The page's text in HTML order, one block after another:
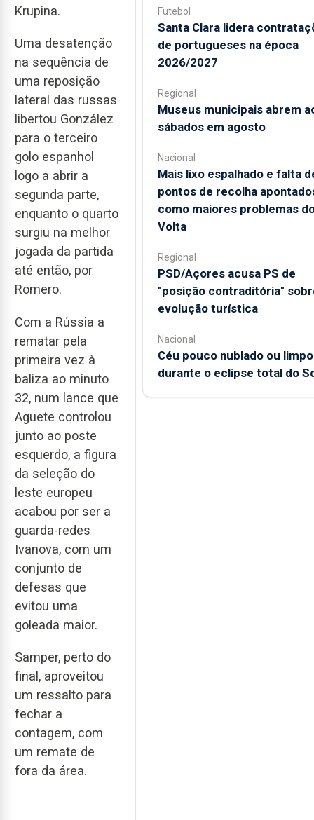
Krupina.
Uma desatenção
na sequência de
uma reposição
lateral das russas
libertou González
para o terceiro
golo espanhol
logo a abrir a
segunda parte,
enquanto o quarto
surgiu na melhor
jogada da partida
até então, por
Romero.
Com a Rússia a
rematar pela
primeira vez à
baliza ao minuto
32, num lance que
Aguete controlou
junto ao poste
esquerdo, a figura
da seleção do
leste europeu
acabou por ser a
guarda-redes
Ivanova, com um
conjunto de
defesas que
evitou uma
goleada maior.
Samper, perto do
final, aproveitou
um ressalto para
fechar a
contagem, com
um remate de
fora da área.
Futebol
Santa Clara lidera
de portugueses na época
2026/2027
Regional
Museus municipais abrem
sábados em agosto
Nacional
Mais lixo espalhado e falta
pontos de recolha
como maiores problemas
Volta
Regional
PSD/Açores acusa PS de
"posição contraditória"
evolução turística
Nacional
Céu pouco nublado ou limpo
durante o eclipse total do